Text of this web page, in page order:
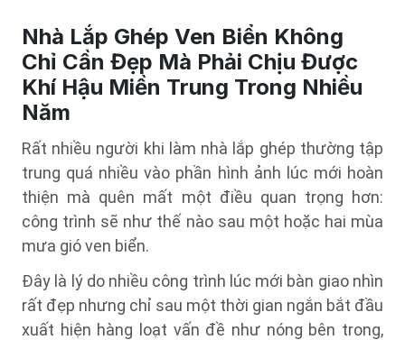
Nhà Lắp Ghép Ven Biển Không
Chỉ Cần Đẹp Mà Phải Chịu Được
Khí Hậu Miền Trung Trong Nhiều
Năm
Rất nhiều người khi làm nhà lắp ghép thường tập
trung quá nhiều vào phần hình ảnh lúc mới hoàn
thiện mà quên mất một điều quan trọng hơn:
công trình sẽ như thế nào sau một hoặc hai mùa
mưa gió ven biển.
Đây là lý do nhiều công trình lúc mới bàn giao nhìn
rất đẹp nhưng chỉ sau một thời gian ngắn bắt đầu
xuất hiện hàng loạt vấn đề như nóng bên trong,